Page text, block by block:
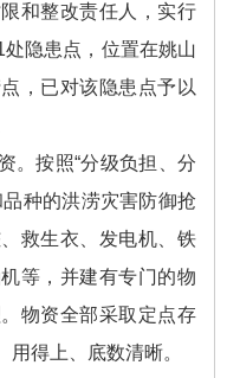
和整改责任人，实行
隐患点，位置在姚山
，已对该隐患点予以
。按照“分级负担、分
种的洪涝灾害防御抢
救生衣、发电机、铁
等，并建有专门的物
物资全部采取定点存
得上、底数清晰。